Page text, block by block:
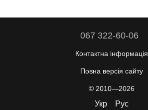
067 322-60-06
Контактна інформація
Повна версія сайту
© 2010—2026
Укр Рус